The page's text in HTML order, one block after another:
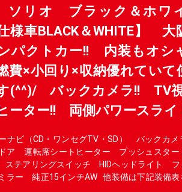
ソリオ ブラック＆ホ
様車BLACK＆WHITE】 大
パクトカー!! 内装もオシ
×小回り×収納優れていて
(^^)/ バックカメラ!! TV
ーター!! 両側パワースライ
ナビ（CD・ワンセグTV・SD） バックカ
ア 運転席シートヒーター プッシュスター
テアリングスイッチ HIDヘッドライト フ
ラー 純正15インチAW 他装備は下記装備表